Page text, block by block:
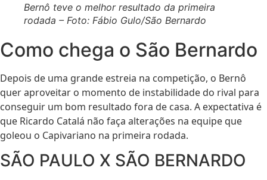
Bernô teve o melhor resultado da primeira
rodada – Foto: Fábio Gulo/São Bernardo
Como chega o São Bernardo
Depois de uma grande estreia na competição, o Bernô
quer aproveitar o momento de instabilidade do rival para
conseguir um bom resultado fora de casa. A expectativa é
que Ricardo Catalá não faça alterações na equipe que
goleou o Capivariano na primeira rodada.
SÃO PAULO X SÃO BERNARDO